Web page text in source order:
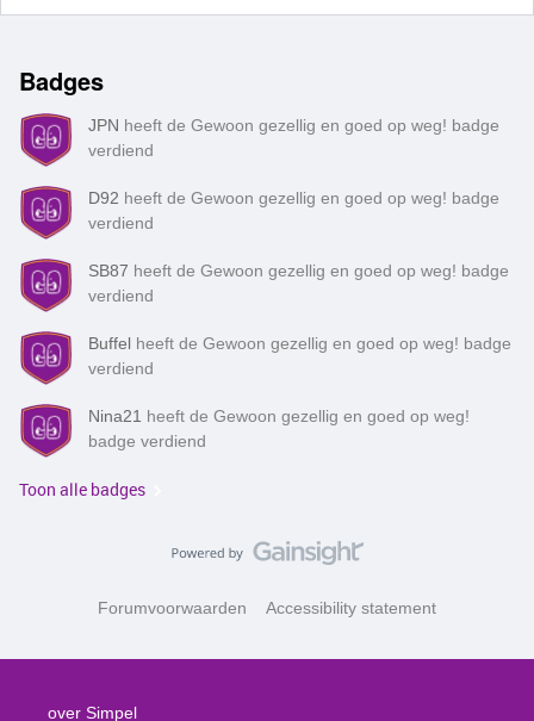
Badges
JPN heeft de Gewoon gezellig en goed op weg! badge
verdiend
D92 heeft de Gewoon gezellig en goed op weg! badge
verdiend
SB87 heeft de Gewoon gezellig en goed op weg! badge
verdiend
Buffel heeft de Gewoon gezellig en goed op weg! badge
verdiend
Nina21 heeft de Gewoon gezellig en goed op weg!
badge verdiend
Toon alle badges
Forumvoorwaarden Accessibility statement
over Simpel